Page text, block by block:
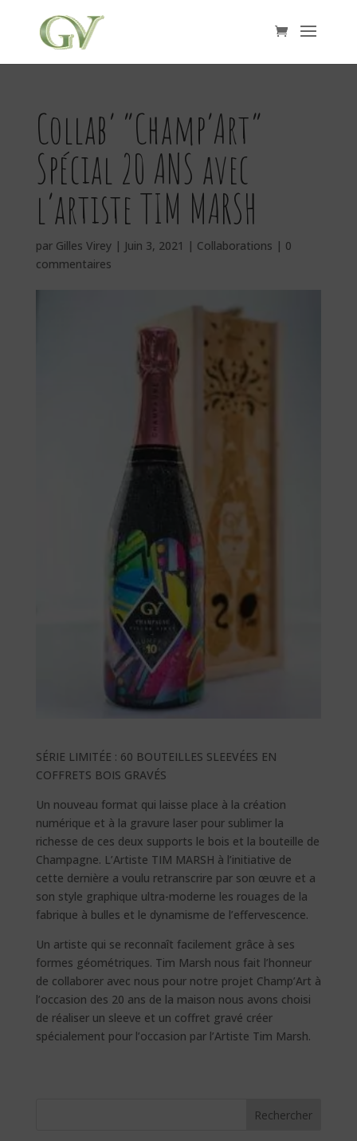
Collab’ “Champ’Art”
Spécial 20 ANS avec
l’artiste TIM MARSH
par Gilles Virey| Juin 3, 2021 | Collaborations | 0
commentaires
SÉRIE LIMITÉE : 60 BOUTEILLES SLEEVÉES EN
COFFRETS BOIS GRAVÉS
Un nouveau format qui laisse place à la création
numérique et à la gravure laser pour sublimer la
richesse de ces deux supports le bois et la bouteille de
Champagne. L’Artiste TIM MARSH à l’initiative de
cette dernière a voulu retranscrire par son œuvre et a
son style graphique ultra-moderne les rouages de la
fabrique à bulles et le dynamisme de l’effervescence.
Un artiste qui se reconnaît facilement grâce à ses
formes géométriques. Tim Marsh nous fait l’honneur
de collaborer avec nous pour notre projet Champ’Art à
l’occasion des 20 ans de la maison nous avons choisi
de réaliser un sleeve et un coffret gravé créer
spécialement pour l’occasion par l’Artiste Tim Marsh.
Rechercher